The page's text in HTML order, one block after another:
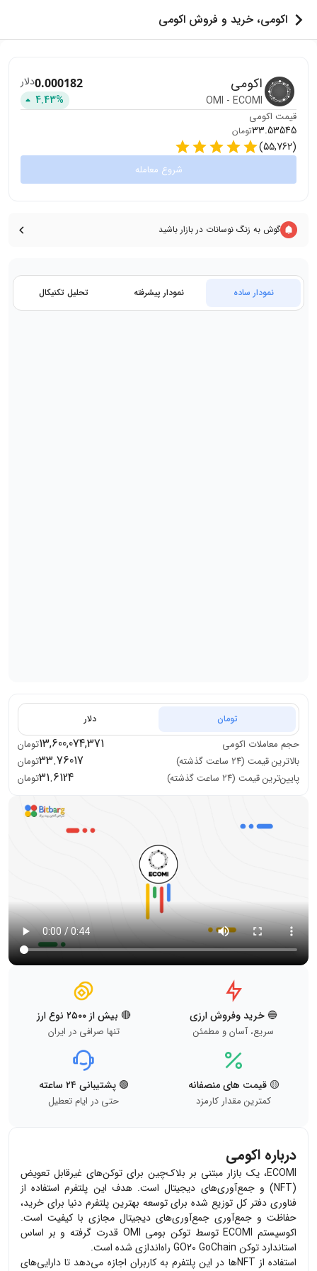
اکومی، خرید و فروش اکومی
اکومی
OMI - ECOMI
0.000182دلار
4.43%
قیمت اکومی
33.53545تومان
(
55,762
)
شروع معامله
گوش به زنگ نوسانات در بازار باشید
نمودار ساده نمودار پیشرفته تحلیل تکنیکال
تومان دلار
حجم معاملات اکومی 13,600,074,371تومان
بالاترین قیمت (۲۴ ساعت گذشته)
33.76017تومان
پایین‌ترین قیمت (۲۴ ساعت گذشته)
31.6124تومان
🔵 خرید وفروش ارزی
سریع، آسان و مطمئن
🔴 بیش از ۲۵۰۰ نوع ارز
تنها صرافی در ایران
🟡 قیمت های منصفانه
کمترین مقدار کارمزد
🟢 پشتیبانی ۲۴ ساعته
حتی در ایام تعطیل
درباره اکومی
ECOMI، یک بازار مبتنی بر بلاک‌چین برای توکن‌های غیرقابل تعویض
(NFT) و جمع‌آوری‌های دیجیتال است. هدف این پلتفرم استفاده از
فناوری دفتر کل توزیع شده برای توسعه بهترین پلتفرم دنیا برای خرید،
حفاظت و جمع‌آوری جمع‌آوری‌های دیجیتال مجازی با کیفیت است.
اکوسیستم ECOMI توسط توکن بومی OMI قدرت گرفته و بر اساس
استاندارد توکن GO20 GoChain راه‌اندازی شده است.
استفاده از NFT‌ها در این پلتفرم به کاربران اجازه می‌دهد تا دارایی‌های